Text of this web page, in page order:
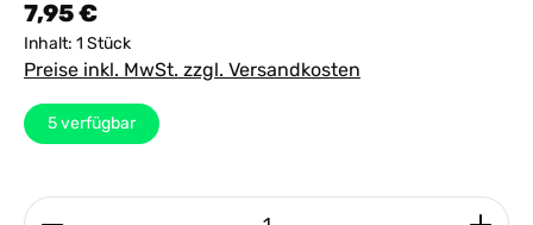
Regulärer Preis:
7,95 €
Inhalt: 1 Stück
Preise inkl. MwSt. zzgl. Versandkosten
5verfügbar
Produkt Anzahl: Gib den gewünschten Wert ein